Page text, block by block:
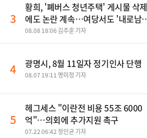
3
황희, '폐버스 청년주택' 게시물 삭제
에도 논란 계속…여당서도 '내로남
불' 비판
08.08 18:06 김주훈 기자
4 광명시, 8월 11일자 정기인사 단행
08.07 19:11 명미정 기자
5
헤그세스 "이란전 비용 55조 6000
억"…의회에 추가지원 촉구
07.22 06:42 정인균 기자